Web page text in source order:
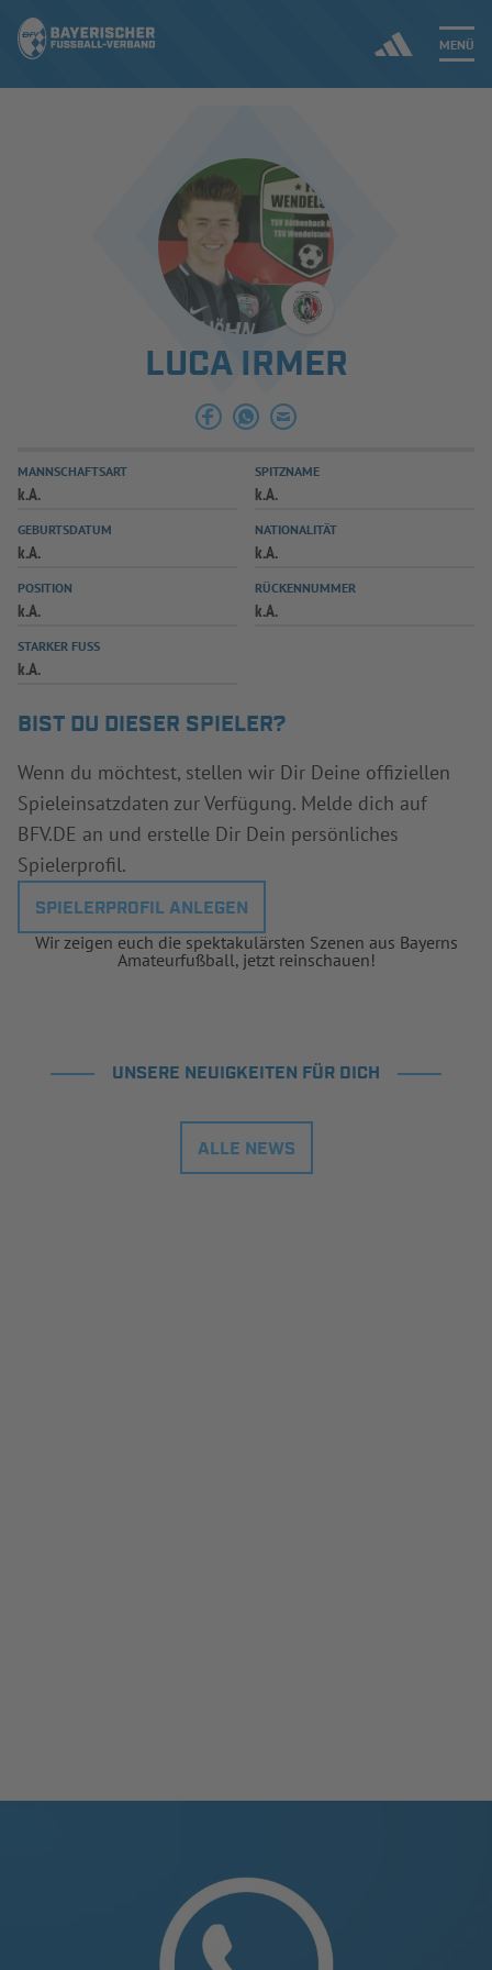
MENÜ
ERGEBNISSE & WETTBEWERBE
SPIELBETRIEB & VERBANDSLEBEN
AUSBILDUNG & FÖRDERUNG
SPIELPLUS
LUCA IRMER
MANNSCHAFTSART
k.A.
SPITZNAME
k.A.
GEBURTSDATUM
k.A.
NATIONALITÄT
k.A.
POSITION
k.A.
RÜCKENNUMMER
k.A.
STARKER FUSS
k.A.
BIST DU DIESER SPIELER?
Wenn du möchtest, stellen wir Dir Deine offiziellen
Spieleinsatzdaten zur Verfügung. Melde dich auf
BFV.DE an und erstelle Dir Dein persönliches
Spielerprofil.
SPIELERPROFIL ANLEGEN
Wir zeigen euch die spektakulärsten Szenen aus Bayerns
Amateurfußball, jetzt reinschauen!
UNSERE NEUIGKEITEN FÜR DICH
ALLE NEWS